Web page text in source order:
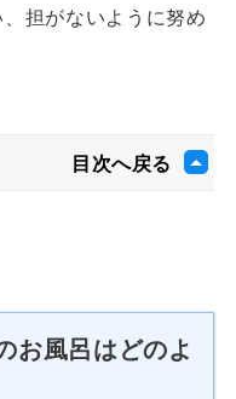
担がないように努め
目次へ戻る
お風呂はどのよ